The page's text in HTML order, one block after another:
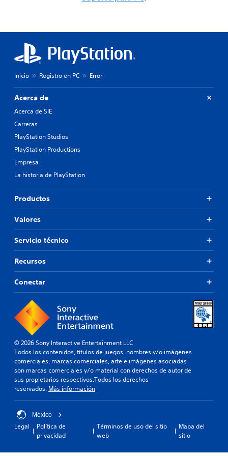
Inicio Registro en PC Error
Acerca de
Acerca de SIE
Carreras
PlayStation Studios
PlayStation Productions
Empresa
La historia de PlayStation
Productos
Valores
Servicio técnico
Recursos
Conectar
© 2026 Sony Interactive Entertainment LLC
Todos los contenidos, títulos de juegos, nombres y/o imágenes
comerciales, marcas comerciales, arte e imágenes asociadas
son marcas comerciales y/o material con derechos de autor de
sus propietarios respectivos.Todos los derechos
reservados. Más información
México
Legal
Política de
privacidad
Términos de uso del sitio
web
Mapa del
sitio